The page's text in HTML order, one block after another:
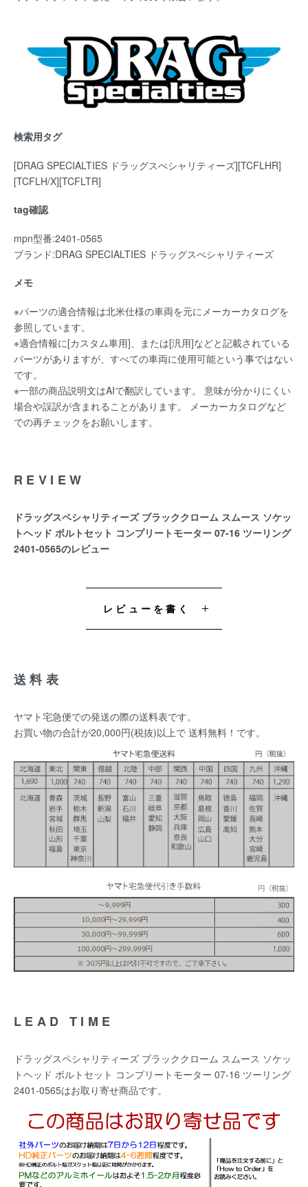
検索用タグ
[DRAG SPECIALTIES ドラッグスぺシャリティーズ][TCFLHR]
[TCFLH/X][TCFLTR]
tag確認
mpn型番:2401-0565
ブランド:DRAG SPECIALTIES ドラッグスぺシャリティーズ
メモ
※パーツの適合情報は北米仕様の車両を元にメーカーカタログを
参照しています。
※適合情報に[カスタム車用]、または[汎用]などと記載されている
パーツがありますが、すべての車両に使用可能という事ではない
です。
※一部の商品説明文はAIで翻訳しています。 意味が分かりにくい
場合や誤訳が含まれることがあります。 メーカーカタログなど
での再チェックをお願いします。
REVIEW
ドラッグスペシャリティーズ ブラッククローム スムース ソケッ
トヘッド ボルトセット コンプリートモーター 07-16 ツーリング
2401-0565のレビュー
レビューを書く
送料表
ヤマト宅急便での発送の際の送料表です。
お買い物の合計が20,000円(税抜)以上で 送料無料！です。
LEAD TIME
ドラッグスペシャリティーズ ブラッククローム スムース ソケッ
トヘッド ボルトセット コンプリートモーター 07-16 ツーリング
2401-0565はお取り寄せ商品です。